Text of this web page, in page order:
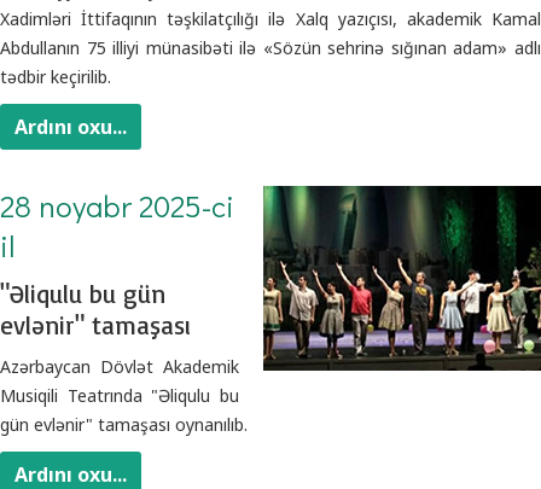
Xadimləri İttifaqının təşkilatçılığı ilə Xalq yazıçısı, akademik Kamal
Abdullanın 75 illiyi münasibəti ilə «Sözün sehrinə sığınan adam» adlı
tədbir keçirilib.
Ardını oxu...
28 noyabr 2025-ci
il
"Əliqulu bu gün
evlənir" tamaşası
Azərbaycan Dövlət Akademik
Musiqili Teatrında "Əliqulu bu
gün evlənir" tamaşası oynanılıb.
Ardını oxu...